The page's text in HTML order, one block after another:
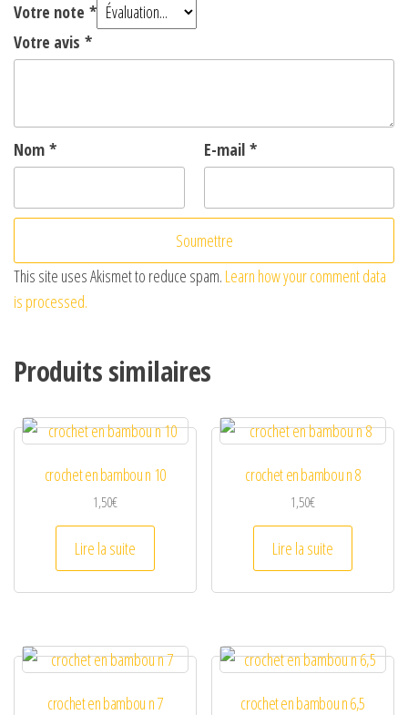
Votre note *
Votre avis *
Nom * E-mail *
This site uses Akismet to reduce spam. Learn how your comment data
is processed.
Produits similaires
crochet en bambou n 10
1,50€
Lire la suite
crochet en bambou n 8
1,50€
Lire la suite
crochet en bambou n 7 crochet en bambou n 6,5